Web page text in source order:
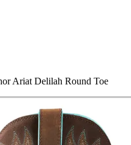
Ariat Delilah Round Toe